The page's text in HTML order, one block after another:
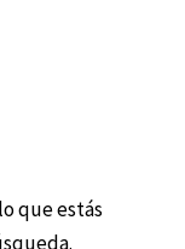
que estás